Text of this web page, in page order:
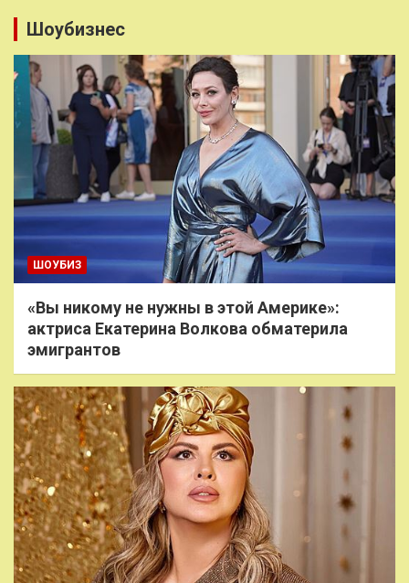
Шоубизнес
ШОУБИЗ
«Вы никому не нужны в этой Америке»:
актриса Екатерина Волкова обматерила
эмигрантов